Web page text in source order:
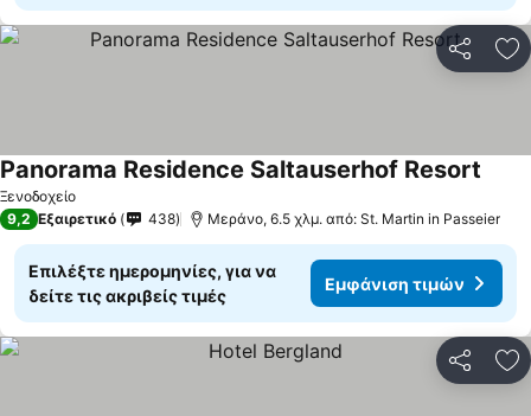
Ξενοδοχείο
Panorama Residence Saltauserhof Resort
9,2 Εξαιρετικό 438 Μεράνο, 6.5 χλμ. από: St. Martin in Passeier
Επιλέξτε ημερομηνίες, για να
δείτε τις ακριβείς τιμές
Εμφάνιση τιμών